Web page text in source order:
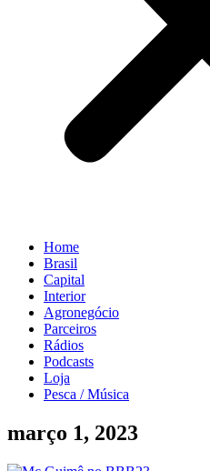
Home
Brasil
Capital
Interior
Agronegócio
Parceiros
Rádios
Podcasts
Loja
Pesca / Música
março 1, 2023